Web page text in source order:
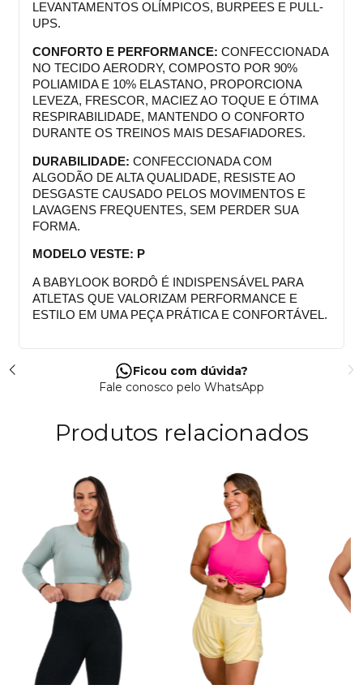
LEVANTAMENTOS OLÍMPICOS, BURPEES E PULL-
UPS.
CONFORTO E PERFORMANCE: CONFECCIONADA
NO TECIDO AERODRY, COMPOSTO POR 90%
POLIAMIDA E 10% ELASTANO, PROPORCIONA
LEVEZA, FRESCOR, MACIEZ AO TOQUE E ÓTIMA
RESPIRABILIDADE, MANTENDO O CONFORTO
DURANTE OS TREINOS MAIS DESAFIADORES.
DURABILIDADE: CONFECCIONADA COM
ALGODÃO DE ALTA QUALIDADE, RESISTE AO
DESGASTE CAUSADO PELOS MOVIMENTOS E
LAVAGENS FREQUENTES, SEM PERDER SUA
FORMA.
MODELO VESTE: P
A BABYLOOK BORDÔ É INDISPENSÁVEL PARA
ATLETAS QUE VALORIZAM PERFORMANCE E
ESTILO EM UMA PEÇA PRÁTICA E CONFORTÁVEL.
Ficou com dúvida?
Fale conosco pelo WhatsApp
Produtos relacionados